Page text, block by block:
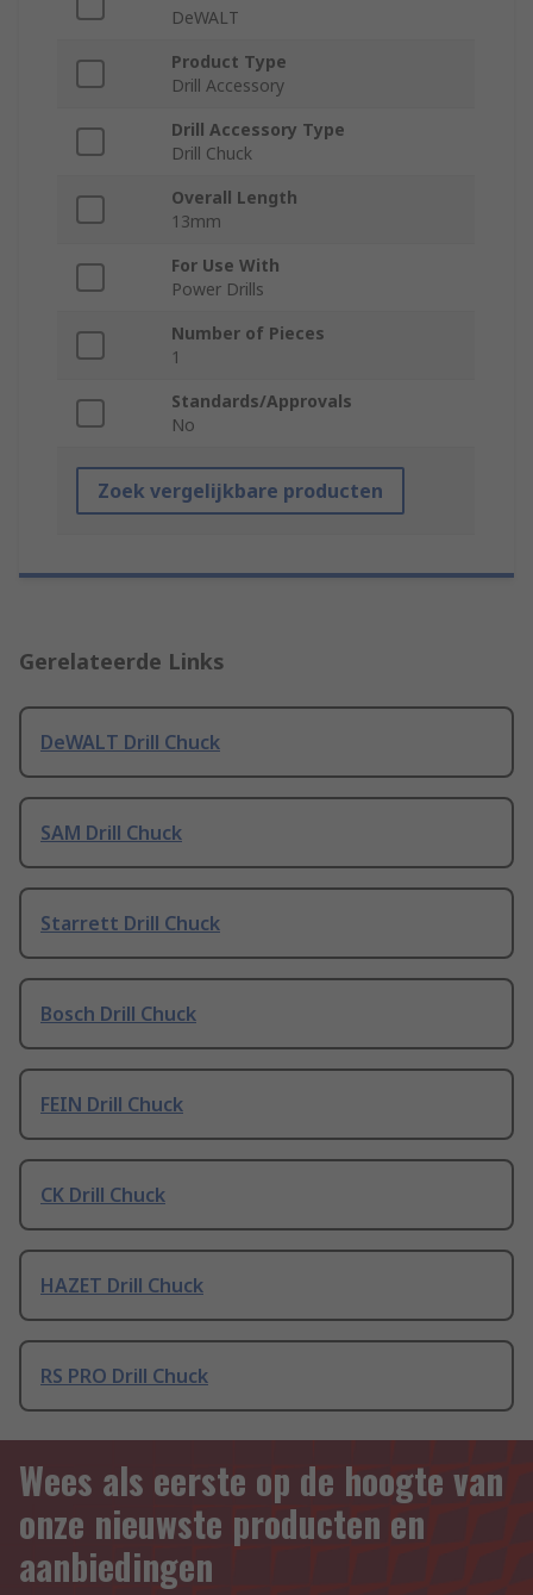
DeWALT
Product Type
Drill Accessory
Drill Accessory Type
Drill Chuck
Overall Length
13mm
For Use With
Power Drills
Number of Pieces
1
Standards/Approvals
No
Zoek vergelijkbare producten
Gerelateerde Links
DeWALT Drill Chuck
SAM Drill Chuck
Starrett Drill Chuck
Bosch Drill Chuck
FEIN Drill Chuck
CK Drill Chuck
HAZET Drill Chuck
RS PRO Drill Chuck
Wees als eerste op de hoogte van
onze nieuwste producten en
aanbiedingen